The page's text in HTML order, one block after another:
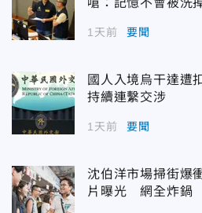
1天前 要聞
國人入境烏干達遭
持續連繫交涉
1天前 要聞
沈伯洋市場掃街爆
片曝光 網全炸鍋